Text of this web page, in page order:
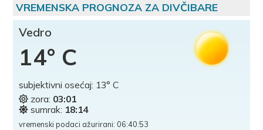
VREMENSKA PROGNOZA ZA DIVČIBARE
Vedro
14° C
subjektivni osećaj: 13° C
zora: 03:01
sumrak: 18:14
vremenski podaci ažurirani: 06:40:53